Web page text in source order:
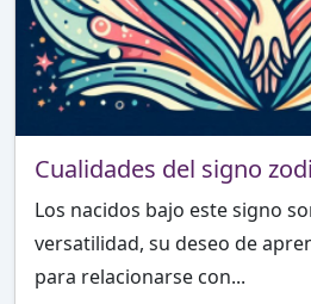
Cualidades del signo
Los nacidos bajo este signo
versatilidad, su deseo de
para relacionarse con...